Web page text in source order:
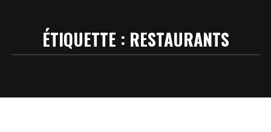
ÉTIQUETTE : RESTAURANTS